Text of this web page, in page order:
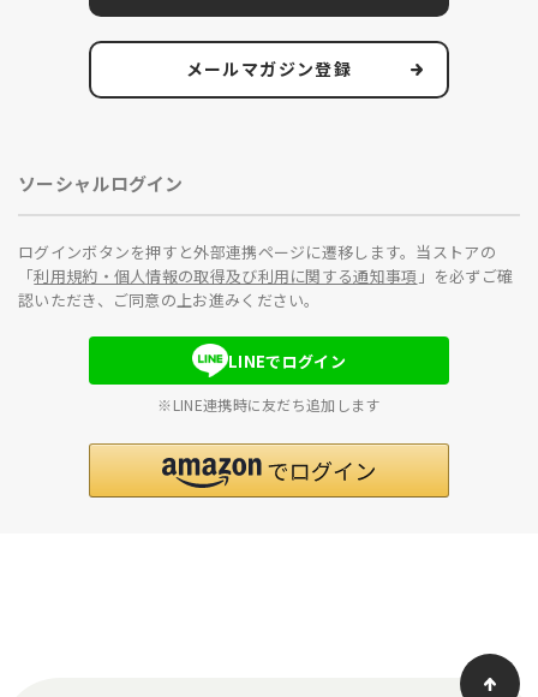
メールマガジン登録
ソーシャルログイン
ログインボタンを押すと外部連携ページに遷移します。当ストアの
「利用規約・個人情報の取得及び利用に関する通知事項 」を必ずご確
認いただき、ご同意の上お進みください。
LINEでログイン
※LINE連携時に友だち追加します